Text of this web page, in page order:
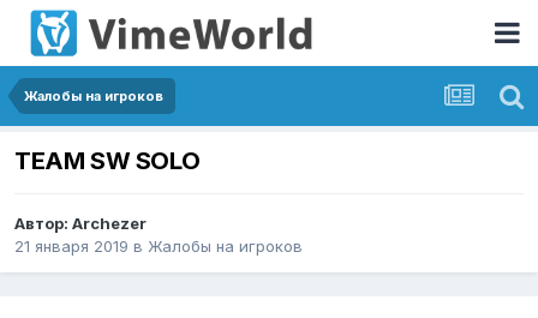
Жалобы на игроков
TEAM SW SOLO
Автор: Archezer
21 января 2019 в Жалобы на игроков